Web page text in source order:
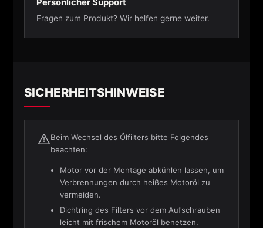
Persönlicher Support
Fragen zum Produkt? Wir helfen gerne weiter.
SICHERHEITSHINWEISE
Beim Wechsel des Ölfilters bitte Folgendes
beachten:
Motor vor der Montage abkühlen lassen, um
Verbrennungen durch heißes Motoröl zu
vermeiden.
Dichtring des Filters vor dem Aufschrauben
leicht mit frischem Motoröl benetzen.